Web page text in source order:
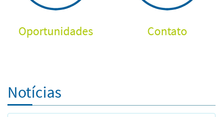
Oportunidades Contato
Notícias